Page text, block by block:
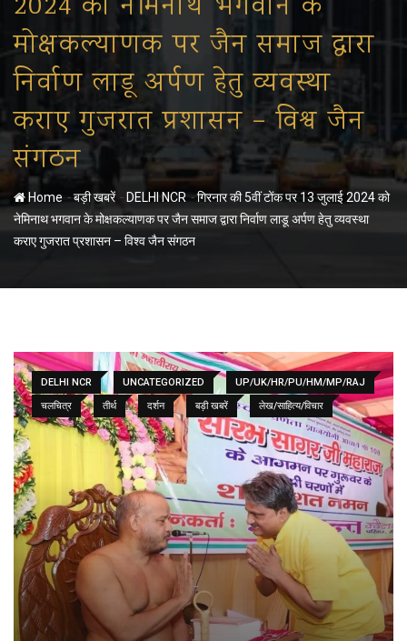
मोक्षकल्याणक पर जैन समाज द्वारा
निर्वाण लाडू अर्पण हेतु व्यवस्था
कराए गुजरात प्रशासन – विश्व जैन
संगठन
Home -बड़ी खबरें- DELHI NCR-गिरनार की 5वीं टोंक पर 13 जुलाई 2024 को
नेमिनाथ भगवान के मोक्षकल्याणक पर जैन समाज द्वारा निर्वाण लाडू अर्पण हेतु व्यवस्था
कराए गुजरात प्रशासन – विश्व जैन संगठन
DELHI NCR UNCATEGORIZED
UP/UK/HR/PU/HM/MP/RAJ
चलचित्र
तीर्थ दर्शन बड़ी खबरें लेख/साहित्य/विचार